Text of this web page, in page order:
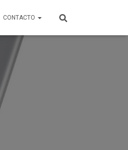
CONTACTO